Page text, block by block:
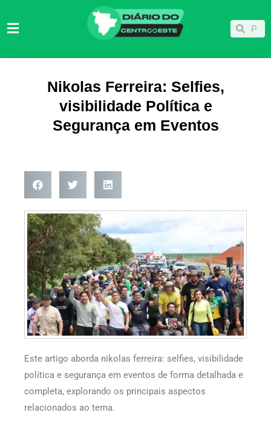
para
Pesquisar
Nikolas Ferreira: Selfies,
visibilidade Política e
Segurança em Eventos
Este artigo aborda nikolas ferreira: selfies, visibilidade
política e segurança em eventos de forma detalhada e
completa, explorando os principais aspectos
relacionados ao tema.